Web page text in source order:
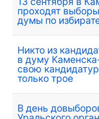
проходят
думы по
Никто из
в думу
свою
только трое
В день